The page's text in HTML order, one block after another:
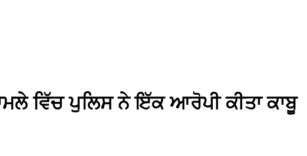
ਵਿੱਚ ਪੁਲਿਸ ਨੇ ਇੱਕ ਆਰੋਪੀ ਕੀਤਾ ਕਾਬੂ